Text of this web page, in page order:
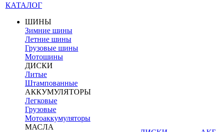
КАТАЛОГ
ШИНЫ
Зимние шины
Летние шины
Грузовые шины
Мотошины
ДИСКИ
Литые
Штампованные
АККУМУЛЯТОРЫ
Легковые
Грузовые
Мотоаккумуляторы
МАСЛА